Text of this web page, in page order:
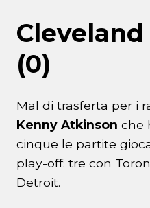
(0)
Mal di trasferta per i
Kenny Atkinson che
cinque le partite
play-off: tre con
Detroit.